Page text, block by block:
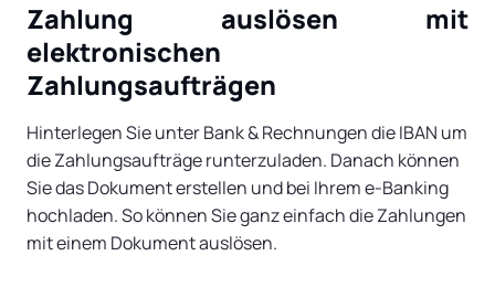
Zahlung auslösen mit
elektronischen
Zahlungsaufträgen
Hinterlegen Sie unter Bank & Rechnungen die IBAN um
die Zahlungsaufträge runterzuladen. Danach können
Sie das Dokument erstellen und bei Ihrem e-Banking
hochladen. So können Sie ganz einfach die Zahlungen
mit einem Dokument auslösen.